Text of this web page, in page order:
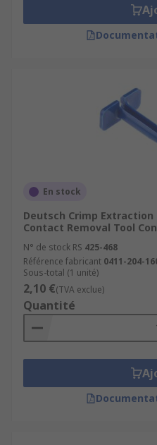
En stock
Deutsch Crimp Extraction
Contact Removal Tool
N° de stock RS 425-468
Référence fabricant 0411-204-
Sous-total (1 unité)
2,10 €(TVA exclue)
Quantité